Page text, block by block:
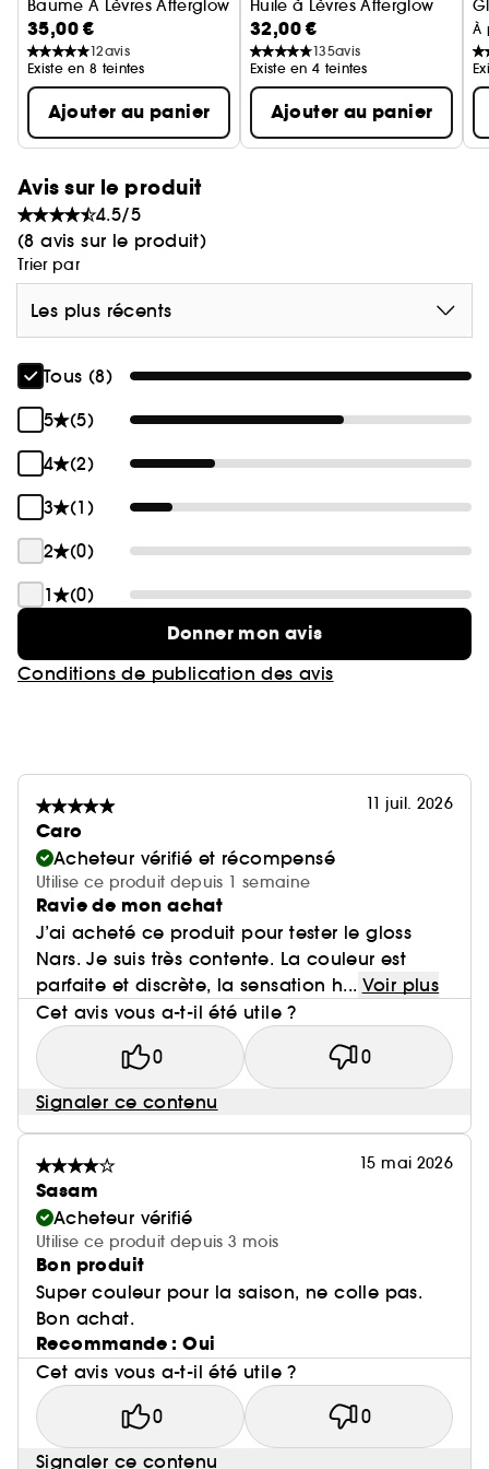
et de confort ultime.
Enrichi d'ingrédients soin pour nourrir en
profondeur, lisser et adoucir.
Baume À Lèvres Afterglow
35,00 €
12avis
Existe en 8 teintes
Ajouter au panier
Huile à Lèvres Afterglow
32,00 €
135avis
Existe en 4 teintes
Ajouter au panier
À
Avis sur le produit
4.5/5
(8 avis sur le produit)
Trier par
Les plus récents
Tous (8)
5
(5)
4
(2)
3
(1)
2
(0)
1
(0)
Donner mon avis
Conditions de publication des avis
11 juil. 2026
Caro
Acheteur vérifié et récompensé
Utilise ce produit depuis 1 semaine
Ravie de mon achat
J’ai acheté ce produit pour tester le gloss
Nars. Je suis très contente. La couleur est
parfaite et discrète, la sensation h... Voir plus
Cet avis vous a-t-il été utile ?
0 0
Signaler ce contenu
15 mai 2026
Sasam
Acheteur vérifié
Utilise ce produit depuis 3 mois
Bon produit
Super couleur pour la saison, ne colle pas.
Bon achat.
Recommande : Oui
Cet avis vous a-t-il été utile ?
0 0
Signaler ce contenu